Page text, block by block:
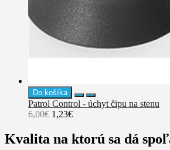
Do košíka
Patrol Control - úchyt čipu na stenu
6,00€ 1,23€
Kvalita na ktorú sa dá